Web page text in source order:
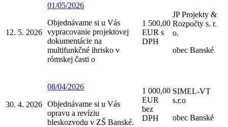
12. 5. 2026
01/05/2026
Objednávame si u Vás
vypracovanie projektovej
dokumentácie na
multifunkčné ihrisko v
rómskej časti o
1 500,00
EUR s
DPH
JP Projekty &
Rozpočty s. r.
o.
obec Banské
30. 4. 2026
08/04/2026
Objednávame si u Vás
opravu a revíziu
bleskozvodu v ZŠ Banské.
1 000,00
EUR
bez
DPH
SIMEL-VT
s.r.o
obec Banské